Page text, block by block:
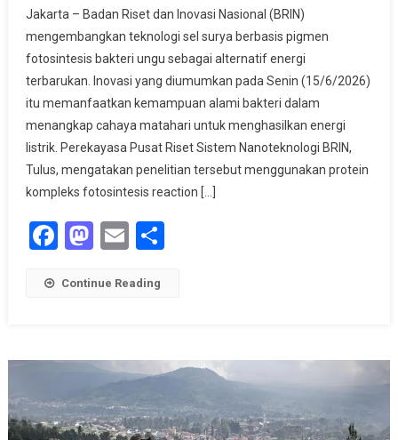
Kembangkan
Sel
Surya
Berbasis
Bakteri
Ungu
Untuk
Energi
Jakarta – Badan Riset dan Inovasi Nasional (BRIN)
mengembangkan teknologi sel surya berbasis pigmen
fotosintesis bakteri ungu sebagai alternatif energi
terbarukan. Inovasi yang diumumkan pada Senin (15/6/2026)
itu memanfaatkan kemampuan alami bakteri dalam
menangkap cahaya matahari untuk menghasilkan energi
listrik. Perekayasa Pusat Riset Sistem Nanoteknologi BRIN,
Tulus, mengatakan penelitian tersebut menggunakan protein
kompleks fotosintesis reaction […]
Facebook
Mastodon
EmailShare
Continue Reading